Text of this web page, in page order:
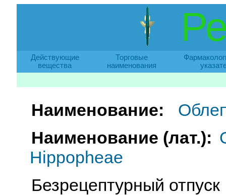
Действующие
вещества
Торговые
наименования
Наименование:
Наименование (лат.):
Hippopheae
Безрецептурный отпуск